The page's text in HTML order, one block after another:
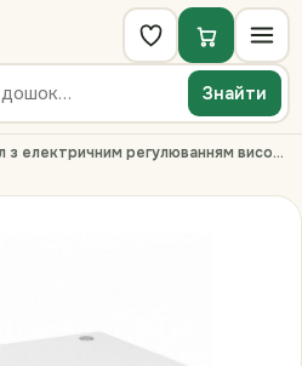
Знайти
Стіл з електричним регулюванням висоти, двомоторний 2-ступеневий, з однією заглушкою